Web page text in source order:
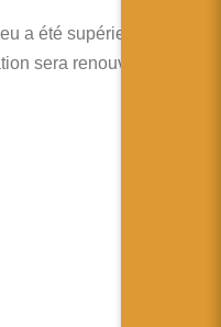
a été supérieur aux
sera renouvelé sur